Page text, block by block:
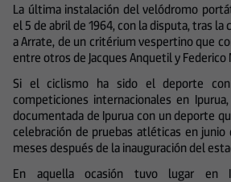
La última instalación del velódromo
el 5 de abril de 1964, con la disputa, tras la
a Arrate, de un critérium vespertino que
entre otros de Jacques Anquetil y
Si el ciclismo ha sido el deporte
competiciones internacionales en
documentada de Ipurua con un deporte
celebración de pruebas atléticas en junio
meses después de la inauguración del
En aquella ocasión tuvo lugar en